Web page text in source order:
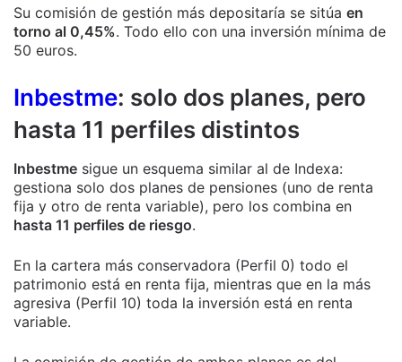
Su comisión de gestión más depositaría se sitúa en
torno al 0,45%. Todo ello con una inversión mínima de
50 euros.
Inbestme: solo dos planes, pero
hasta 11 perfiles distintos
Inbestme sigue un esquema similar al de Indexa:
gestiona solo dos planes de pensiones (uno de renta
fija y otro de renta variable), pero los combina en
hasta 11 perfiles de riesgo.
En la cartera más conservadora (Perfil 0) todo el
patrimonio está en renta fija, mientras que en la más
agresiva (Perfil 10) toda la inversión está en renta
variable.